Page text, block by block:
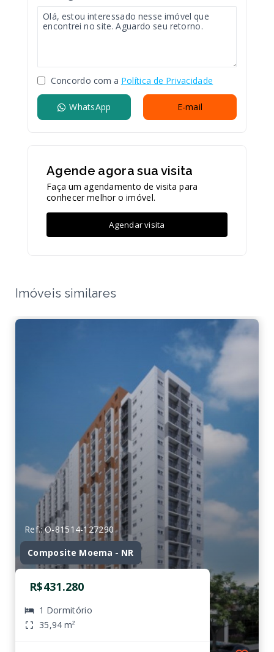
Concordo com a Política de Privacidade
WhatsApp E-mail
Agende agora sua visita
Faça um agendamento de visita para
conhecer melhor o imóvel.
Agendar visita
Imóveis similares
Ref.: O-81514-127290
Composite Moema - NR
R$431.280
1 Dormitório
35,94 m²